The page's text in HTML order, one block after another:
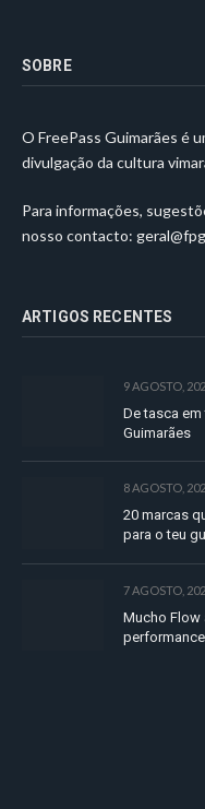
SOBRE
O FreePass Guimarães é
divulgação da cultura
Para informações,
nosso contacto:
ARTIGOS RECENTES
9 AGOSTO,
De tasca
Guimarães
8 AGOSTO,
20 marcas
para o teu
7 AGOSTO,
Mucho Flow